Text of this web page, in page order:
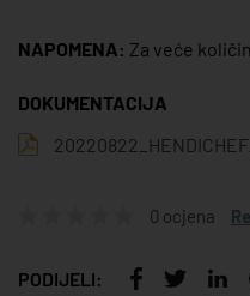
NAPOMENA: Za veće
DOKUMENTACIJA
0 ocjena
PODIJELI: